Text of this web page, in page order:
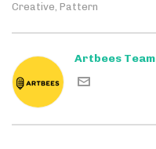
Creative, Pattern
Artbees Team